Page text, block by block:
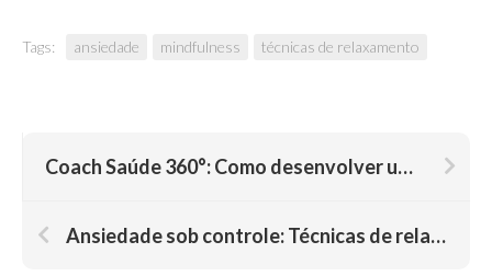
Tags: ansiedade mindfulness técnicas de relaxamento
Coach Saúde 360°: Como desenvolver uma visão integral de bem-estar e transformar seu estilo de vida
Ansiedade sob controle: Técnicas de relaxamento que começam no corpo ou na mente?